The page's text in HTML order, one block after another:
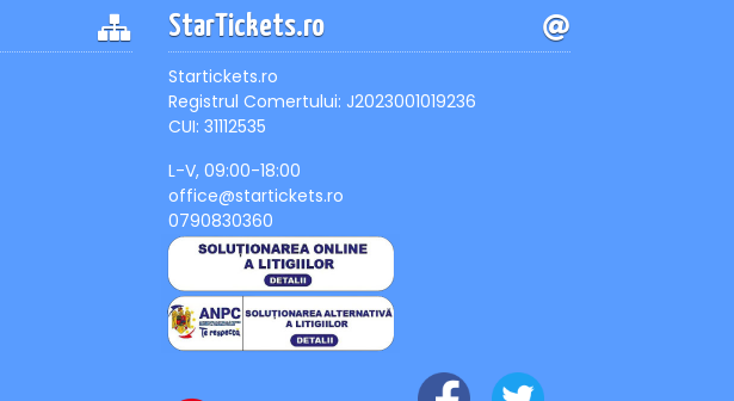
StarTickets.ro
Startickets.ro
Registrul Comertului: J2023001019236
CUI: 31112535
L-V, 09:00-18:00
office@startickets.ro
0790830360